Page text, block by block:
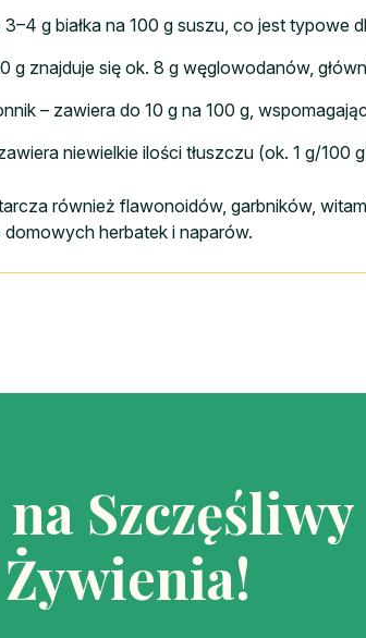
3–4 g białka na 100 g suszu, co jest typowe
g znajduje się ok. 8 g węglowodanów,
– zawiera do 10 g na 100 g,
niewielkie ilości tłuszczu (ok. 1 g/100
również flawonoidów, garbników,
herbatek i naparów.
Szczęśliwy